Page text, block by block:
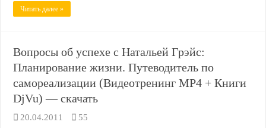
Читать далее »
Вопросы об успехе с Натальей Грэйс:
Планирование жизни. Путеводитель по
самореализации (Видеотренинг MP4 + Книги
DjVu) — скачать
20.04.2011 55